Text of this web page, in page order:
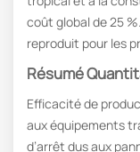
coût global de 25
reproduit pour les
Résumé
Efficacité de
aux équipements
d’arrêt dus aux